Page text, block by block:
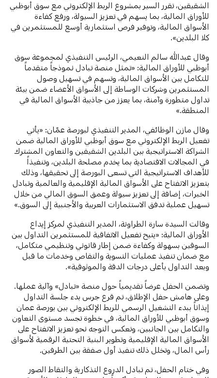
الشقيقين، تقرر السير بمشروع الربط الإلكتروني مع سوق أبوظبي
للأوراق المالية، بما يسهم في تعزيز السيولة، ورفع كفاءة
الأسواق المالية، وتوفير فرص استثمارية أوسع للمستثمرين في
كلا البلدين».
وقال عبدالله سالم النعيمي، الرئيس التنفيذي لمجموعة سوق
أبوظبي للأوراق المالية: «تمثل منصة تبادل نموذجاً متقدماً
للتكامل بين الأسواق المالية، وتسهم في تسهيل وصول
المستثمرين وشركات الوساطة إلى الأسواق الأعضاء ضمن بيئة
تداول متطورة وآمنة، بما يعزز من جاذبية الأسواق المالية في
المنطقة.»
وقال مازن الوظائفي، المدير التنفيذي لبورصة عمّان: «يأتي
تفعيل الربط الإلكتروني مع سوق أبوظبي للأوراق المالية ضمن
الشراكة الاستراتيجية بين البلدين الشقيقين والتعاون المشترك
في المجالات الاقتصادية بما يخدم مصلحة البلدين، وتنفيذاً
للأهداف الاستراتيجية التي تسعى البورصة إلى تحقيقها، وذلك
بتعزيز الانفتاح على الأسواق المالية الإقليمية والعالمية وتبادل
الخبرات، إضافة إلى تعزيز سيولة وعمق السوق المالي من خلال
تسهيل عملية تدفق الاستثمارات العربية والأجنبية إلى السوق.»
وقالت السيدة سارة الطراونة، المدير التنفيذي لمركز إيداع
الأوراق المالية: «يتيح تفعيل الاتفاقية للمستثمرين التداول بين
السوقين بسهولة وكفاءة ضمن إطار قانوني وتنظيمي متكامل،
مع ضمان تنفيذ عمليات التسوية والتقاص وخدمات ما قبل
وبعد التداول بأعلى درجات الدقة والموثوقية».
وتضمن الحفل عرضاً تقديمياً حول منصة «تبادل» وآلية عملها.
وعلى هامش حفل الإطلاق، تم قرع جرس بدء جلسة التداول
إيذاناً ببدء التشغيل الرسمي للربط الإلكتروني بين بورصة عمان
وسوق أبوظبي للأوراق المالية، في خطوة تجسد مستوى التعاون
والتكامل بين الجانبين، وتعكس التوجه نحو تعزيز الانفتاح على
الأسواق المالية الإقليمية وتطوير البنية التحتية الرقمية لأسواق
رأس المال، وتخلل ذلك تنفيذ أول صفقة بين الطرفين.
وفي ختام الحفل، تم تبادل الدروع التذكارية والتقاط الصور